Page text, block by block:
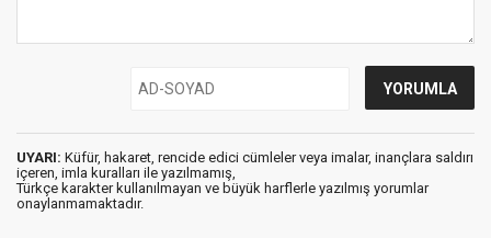
UYARI: Küfür, hakaret, rencide edici cümleler veya imalar, inançlara saldırı
içeren, imla kuralları ile yazılmamış,
Türkçe karakter kullanılmayan ve büyük harflerle yazılmış yorumlar
onaylanmamaktadır.